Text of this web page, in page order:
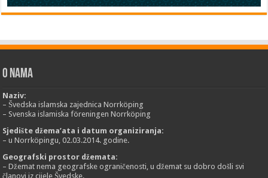
O nama
Naziv:
– Švedska islamska zajednica Norrköping
– Svenska islamiska föreningen Norrköping
Sjedište džema’ata i datum organiziranja:
– u Norrköpingu, 02.03.2014. godine.
Geografski prostor džemata:
– Džemat nema geografske ograničenosti, u džemat su dobro došli svi
članovi iz cijele Švedske.